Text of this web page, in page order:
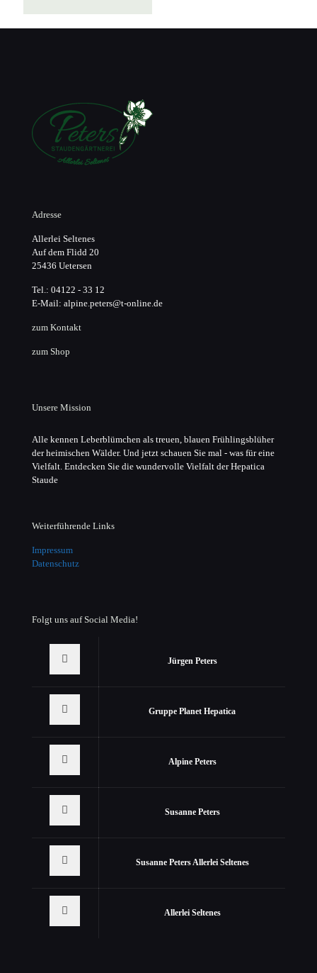
Adresse
Allerlei Seltenes
Auf dem Flidd 20
25436 Uetersen
Tel.: 04122 - 33 12
E-Mail: alpine.peters@t-online.de
zum Kontakt
zum Shop
Unsere Mission
Alle kennen Leberblümchen als treuen, blauen Frühlingsblüher
der heimischen Wälder. Und jetzt schauen Sie mal - was für eine
Vielfalt. Entdecken Sie die wundervolle Vielfalt der Hepatica
Staude
Weiterführende Links
Impressum
Datenschutz
Folgt uns auf Social Media!
Jürgen Peters
Gruppe Planet Hepatica
Alpine Peters
Susanne Peters
Susanne Peters Allerlei Seltenes
Allerlei Seltenes